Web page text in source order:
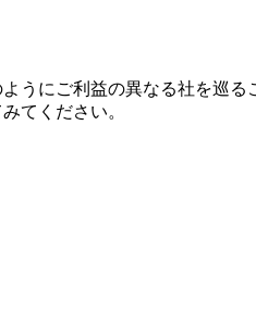
うにご利益の異なる社を巡
てください。